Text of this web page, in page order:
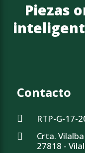
Piezas
Contacto
RTP-G-17-
Crta.
27818 -